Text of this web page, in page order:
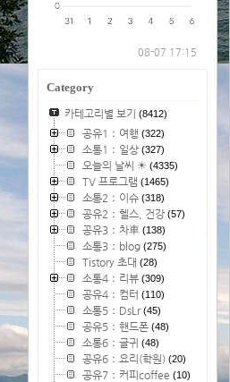
08-07 17:15
Category
카테고리별 보기 (8412)
공유1：여행 (322)
소통1：일상(327)
오늘의 날씨 ☀ (4335)
TV 프로그램 (1465)
소통2：이슈(318)
공유2：헬스, 건강(57)
공유3：차車(138)
소통3：blog(275)
Tistory 초대 (28)
소통4：리뷰(309)
공유4：컴터 (110)
소통5：DsLr(45)
공유5：핸드폰(48)
소통6：글귀 (48)
공유6：요리(학원)(20)
공유7：커피coffee (10)